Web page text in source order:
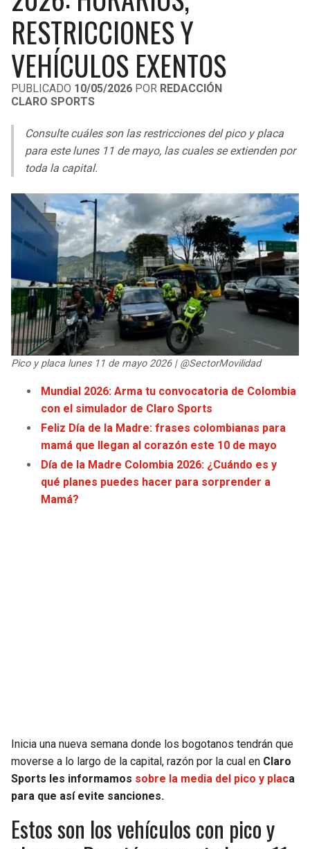
LIGA DE EXPANSIÓN MX
LEAGUES CUP
UEFA EUROPA LEAGUE
UEFA CONFERENCE LEAGUE
MLS
COPA LIBERTADORES
COPA SUDAMERICANA
LIGA BETPLAY
OTRAS LIGAS
RAIDERS
CHARGERS
RAVENS
STEELERS
TEXANS
COLTS
JAGUARS
TITANS
COWBOYS
GIANTS
EAGLES
COMMANDERS
PACKERS
FALCONS
CAVALIERS
PISTONS
PACERS
HORNETS
HEAT
MAGIC
WIZARDS
WARRIORS
CLIPPERS
LAKERS
SUNS
KINGS
TIMBERWOLVES
TRAIL BLAZERS
RESTRICCIONES Y
VEHÍCULOS EXENTOS
PUBLICADO 10/05/2026 POR REDACCIÓN
CLARO SPORTS
Consulte cuáles son las restricciones del pico y placa
para este lunes 11 de mayo, las cuales se extienden por
toda la capital.
Pico y placa lunes 11 de mayo 2026 | @SectorMovilidad
Mundial 2026: Arma tu convocatoria de Colombia
con el simulador de Claro Sports
Feliz Día de la Madre: frases colombianas para
mamá que llegan al corazón este 10 de mayo
Día de la Madre Colombia 2026: ¿Cuándo es y
qué planes puedes hacer para sorprender a
Mamá?
Inicia una nueva semana donde los bogotanos tendrán que
moverse a lo largo de la capital, razón por la cual en Claro
Sports les informamos sobre la media del pico y placa
para que así evite sanciones.
Estos son los vehículos con pico y